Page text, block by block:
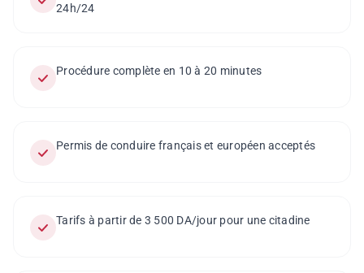
24h/24
Procédure complète en 10 à 20 minutes
Permis de conduire français et européen acceptés
Tarifs à partir de 3 500 DA/jour pour une citadine